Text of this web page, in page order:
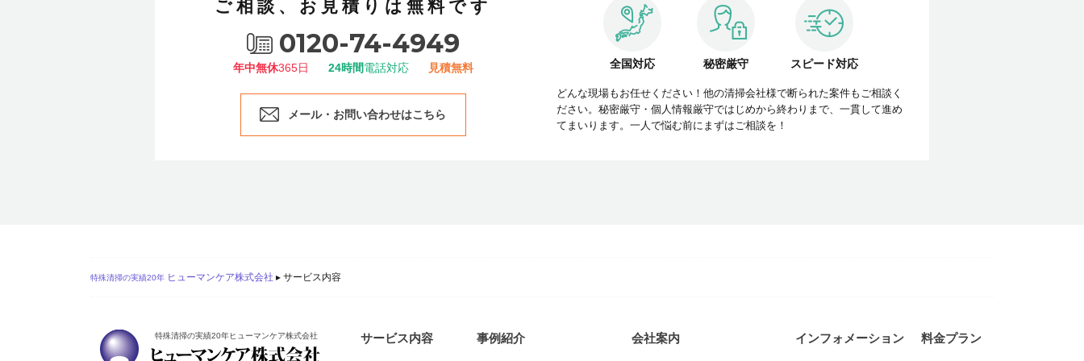
ご相談、お見積りは無料です
0120-74-4949
年中無休365日 24時間電話対応 見積無料
メール・お問い合わせはこちら
全国対応 秘密厳守 スピード対応
どんな現場もお任せください！他の清掃会社様で断られた案件もご相談く
ださい。秘密厳守・個人情報厳守ではじめから終わりまで、一貫して進め
てまいります。一人で悩む前にまずはご相談を！
特殊清掃の実績20年 ヒューマンケア株式会社 ▸ サービス内容
特殊清掃の実績20年ヒューマンケア株式会社 サービス内容 事例紹介 会社案内 インフォメーション 料金プラン